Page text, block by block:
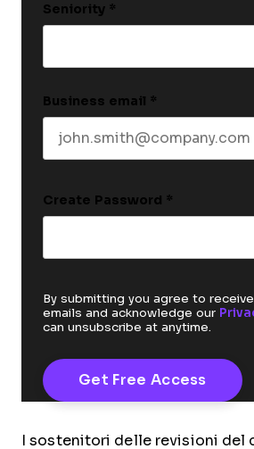
Seniority *
Business email *
Create Password *
By submitting you agree to
emails and acknowledge our
can unsubscribe at anytime.
I sostenitori delle revisioni del